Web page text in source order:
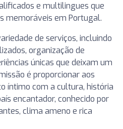
e multilingues que
memoráveis em Portugal.
de serviços, incluindo
organização de
únicas que deixam um
é proporcionar aos
íntimo com a cultura, história
encantador, conhecido por
clima ameno e rica